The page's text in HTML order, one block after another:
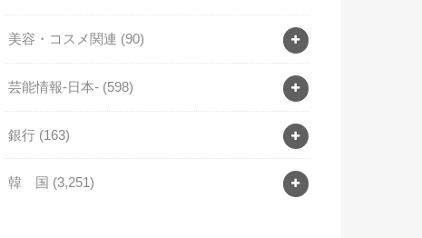
美容・コスメ関連 (90)
芸能情報-日本- (598)
銀行 (163)
韓 国 (3,251)